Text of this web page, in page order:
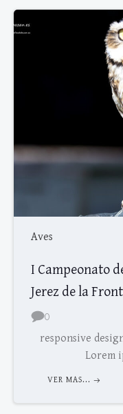
Aves
I Campeonato
Jerez de la
0
responsive
Lorem
VER MAS...